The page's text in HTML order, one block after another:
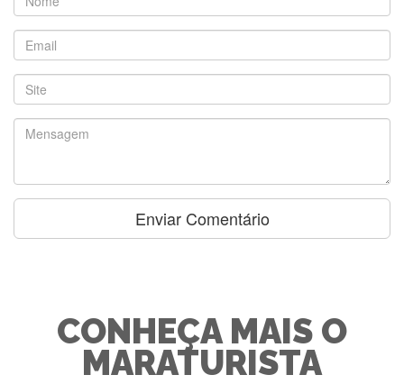
CONHEÇA MAIS O
MARATURISTA